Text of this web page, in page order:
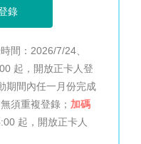
錄
間：2026/7/24、
起，開放正卡人登
期間內任一月份完成
須重複登錄； 加碼
起，開放正卡人